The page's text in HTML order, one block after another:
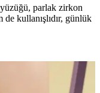
yüzüğü, parlak zirkon
de kullanışlıdır, günlük